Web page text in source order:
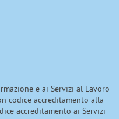
e ai Servizi al Lavoro
codice accreditamento alla
accreditamento ai Servizi